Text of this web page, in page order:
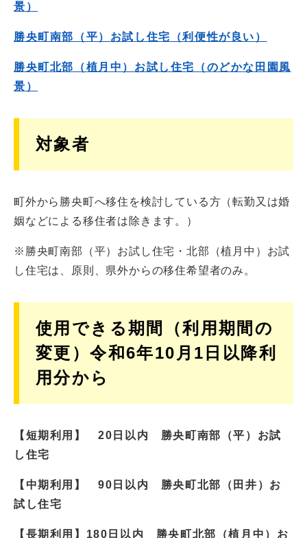
景）
勝央町南部（平）お試し住宅（利便性が良い）
勝央町北部（植月中）お試し住宅（のどかな田園風
景）
対象者
町外から勝央町へ移住を検討している方（転勤又は婚
姻などによる移住者は除きます。）
※勝央町南部（平）お試し住宅・北部（植月中）お試
し住宅は、原則、県外からの移住希望者のみ。
使用できる期間（利用期間の
変更）令和6年10月1日以降利
用分から
【短期利用】 20日以内 勝央町南部（平）お試
し住宅
【中期利用】 90日以内 勝央町北部（田井）お
試し住宅
【長期利用】180日以内 勝央町北部（植月中）お